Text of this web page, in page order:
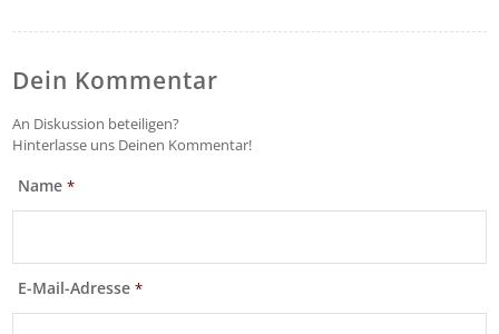
Dein Kommentar
An Diskussion beteiligen?
Hinterlasse uns Deinen Kommentar!
Name*
E-Mail-Adresse*